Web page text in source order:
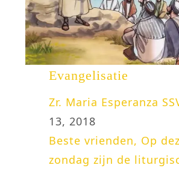
Evangelisatie
Zr. Maria Esperanza
13, 2018
Beste vrienden, Op
zondag zijn de